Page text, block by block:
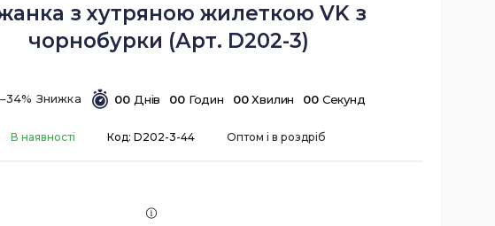
з хутряною жилеткою VK з
чорнобурки (Арт. D202-3)
–34% 00 Днів 00 Годин 00 Хвилин 00 Секунд
В наявності Оптом і в роздріб
Код: D202-3-44